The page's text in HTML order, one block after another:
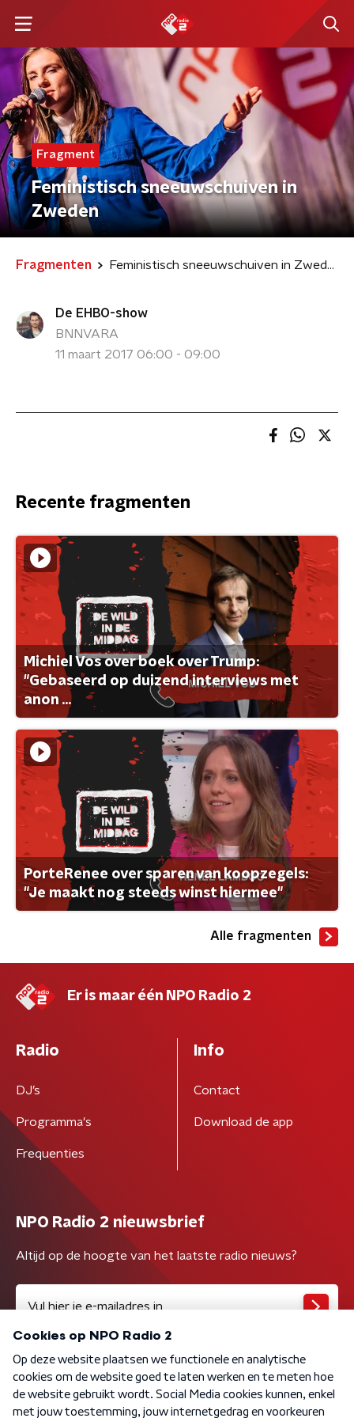
Fragment
Feministisch sneeuwschuiven in
Zweden
Fragmenten Feministisch sneeuwschuiven in Zweden
De EHBO-show
BNNVARA
11 maart 2017 06:00 - 09:00
Recente fragmenten
Michiel Vos over boek over Trump:
"Gebaseerd op duizend interviews met
anon ...
PorteRenee over sparen van koopzegels:
"Je maakt nog steeds winst hiermee"
Alle fragmenten
Er is maar één NPO Radio 2
Radio
DJ’s
Programma's
Frequenties
Info
Contact
Download de app
NPO Radio 2 nieuwsbrief
Altijd op de hoogte van het laatste radio nieuws?
Algemene voorwaarden